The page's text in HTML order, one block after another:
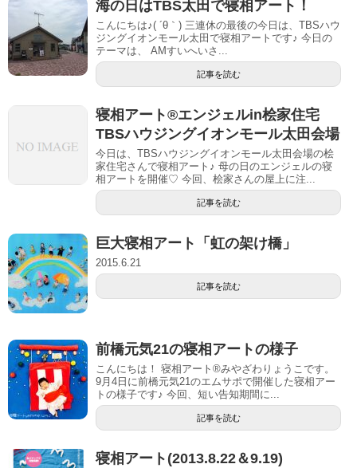
海の日はTBS太田で寝相アート！
こんにちは♪( ´θ｀) 三連休の最後の今日は、TBSハウ
ジングイオンモール太田で寝相アートです♪ 今日の
テーマは、 AMすいへいさ...
記事を読む
寝相アート®︎エンジェルin桧家住宅
TBSハウジングイオンモール太田会場
今日は、TBSハウジングイオンモール太田会場の桧
家住宅さんで寝相アート♪ 母の日のエンジェルの寝
相アートを開催♡ 今回、桧家さんの屋上に注...
記事を読む
巨大寝相アート「虹の架け橋」
2015.6.21
記事を読む
前橋元気21の寝相アートの様子
こんにちは！ 寝相アート®︎みやざわりょうこです。
9月4日に前橋元気21のエムサポで開催した寝相アー
トの様子です♪ 今回、短い告知期間に...
記事を読む
寝相アート(2013.8.22＆9.19)